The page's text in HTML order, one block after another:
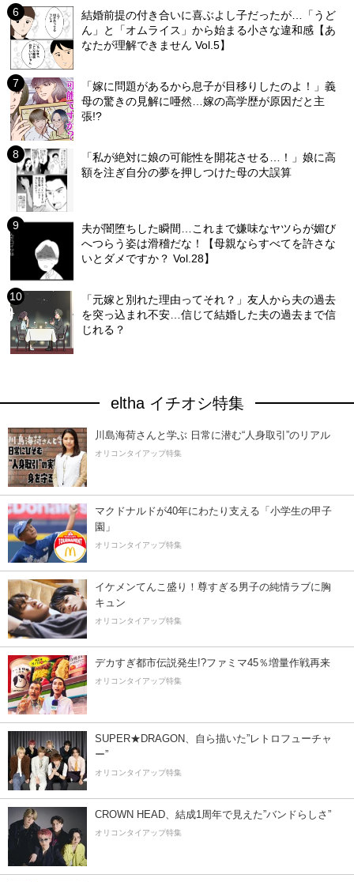
結婚前提の付き合いに喜ぶよし子だったが…「うど
ん」と「オムライス」から始まる小さな違和感【あ
なたが理解できません Vol.5】
「嫁に問題があるから息子が目移りしたのよ！」義
母の驚きの見解に唖然…嫁の高学歴が原因だと主
張!?
「私が絶対に娘の可能性を開花させる…！」娘に高
額を注ぎ自分の夢を押しつけた母の大誤算
夫が闇堕ちした瞬間…これまで嫌味なヤツらが媚び
へつらう姿は滑稽だな！【母親ならすべてを許さな
いとダメですか？ Vol.28】
「元嫁と別れた理由ってそれ？」友人から夫の過去
を突っ込まれ不安…信じて結婚した夫の過去まで信
じれる？
eltha イチオシ特集
川島海荷さんと学ぶ 日常に潜む“人身取引”のリアル
オリコンタイアップ特集
マクドナルドが40年にわたり支える「小学生の甲子
園」
オリコンタイアップ特集
イケメンてんこ盛り！尊すぎる男子の純情ラブに胸
キュン
オリコンタイアップ特集
デカすぎ都市伝説発生!?ファミマ45％増量作戦再来
オリコンタイアップ特集
SUPER★DRAGON、自ら描いた”レトロフューチャ
ー”
オリコンタイアップ特集
CROWN HEAD、結成1周年で見えた”バンドらしさ”
オリコンタイアップ特集